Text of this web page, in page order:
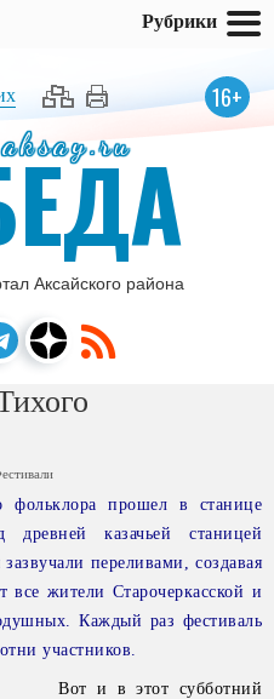
16+
Аксайского района
фольклора прошел в станице
древней казачьей станицей
переливами, создавая
все жители Старочеркасской и
Каждый раз фестиваль
участников.
Вот и в этот субботний
Рубрики